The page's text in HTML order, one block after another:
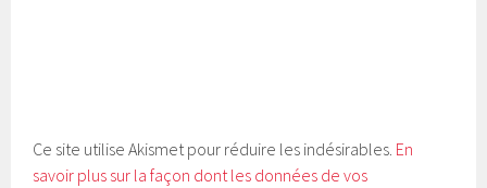
Ce site utilise Akismet pour réduire les indésirables. En
savoir plus sur la façon dont les données de vos